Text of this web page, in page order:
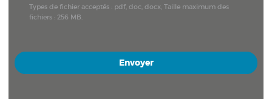
Types de fichier acceptés : pdf, doc, docx, Taille maximum des
fichiers : 256 MB.